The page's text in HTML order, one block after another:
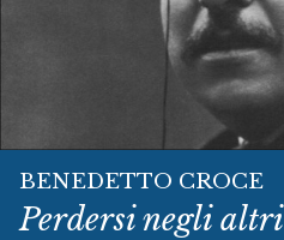
BENEDETTO CROCE
Perdersi negli altri